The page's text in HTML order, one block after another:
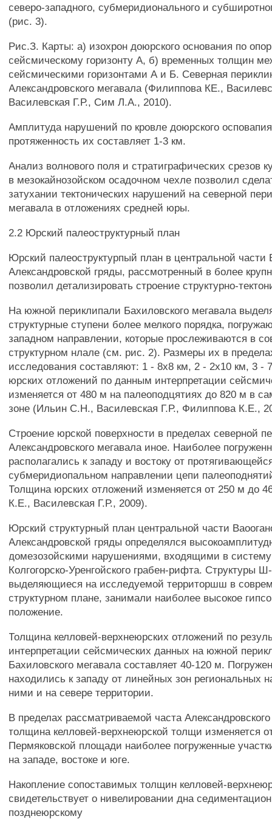
северо-западного, субмеридионального и
(рис. 3).
Рис.З. Карты: а) изохрон доюрского основания по
сейсмическому горизонту А, б) временных толщин
сейсмическими горизонтами А и Б. Северная
Александровского мегавала (Филиппова КЕ.,
Василевская Г.Р., Сим Л.А., 2010).
Амплитуда нарушений по кровле доюрского
протяженность их составляет 1-3 км.
Анализ волнового поля и стратиграфических срезов
в мезокайнозойском осадочном чехле позволил
затухании тектонических нарушений на северной
мегавала в отложениях средней юры.
2.2 Юрский палеоструктурный план
Юрский палеоструктурпый план в центральной части
Александровской гряды, рассмотренный в более
позволил детализировать строение структурно-
На южной периклипали Бахиловского мегавала
структурные ступени более мелкого порядка,
западном направлении, которые прослеживаются в
структурном нлале (см. рис. 2). Размеры их в
исследования составляют: 1 - 8x8 км, 2 - 2x10 км, 3 -
юрских отложений по данным интерпретации
изменяется от 480 м на палеоподцятиях до 820 м в
зоне (Ильин С.Н., Василевская Г.Р., Филиппова К.Е.,
Строение юрской поверхности в пределах северной
Александровского мегавала иное. Наиболее
располагались к западу и востоку от
субмеридиопальном направлении цепи
Толщина юрских отложений изменяется от 250 м до
К.Е., Василевская Г.Р., 2009).
Юрский структурный план центральной части
Александровской гряды определялся
домезозойскими нарушениями, входящими в
Колгогорско-Уренгойского грабен-рифта. Структуры
выделяющиеся на исследуемой территоршш в
структурном плане, занимали наиболее высокое
положение.
Толщина келловей-верхнеюрских отложений по
интерпретации сейсмических данных на южной
Бахиловского мегавала составляет 40-120 м.
находились к западу от линейных зон региональных
ними и на севере территории.
В пределах рассматриваемой часта
толщина келловей-верхнеюрской толщи изменяется
Пермяковской площади наиболее погруженные
на западе, востоке и юге.
Накопление сопоставимых толщин келловей-
свидетельствует о нивелировании дна
позднеюрскому